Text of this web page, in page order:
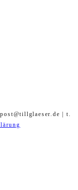
| t.